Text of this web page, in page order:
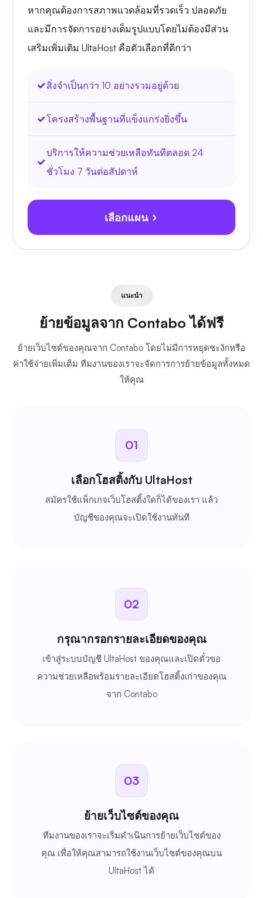
หากคุณต้องการสภาพแวดล้อมที่รวดเร็ว ปลอดภัย
และมีการจัดการอย่างเต็มรูปแบบโดยไม่ต้องมีส่วน
เสริมเพิ่มเติม UltaHost คือตัวเลือกที่ดีกว่า
สิ่งจำเป็นกว่า 10 อย่างรวมอยู่ด้วย
โครงสร้างพื้นฐานที่แข็งแกร่งยิ่งขึ้น
บริการให้ความช่วยเหลือทันทีตลอด 24
ชั่วโมง 7 วันต่อสัปดาห์
เลือกแผน
แนะนำ
ย้ายข้อมูลจาก Contabo ได้ฟรี
ย้ายเว็บไซต์ของคุณจาก Contabo โดยไม่มีการหยุดชะงักหรือ
ค่าใช้จ่ายเพิ่มเติม ทีมงานของเราจะจัดการการย้ายข้อมูลทั้งหมด
ให้คุณ
01
เลือกโฮสติ้งกับ UltaHost
สมัครใช้แพ็กเกจเว็บโฮสติ้งใดก็ได้ของเรา แล้ว
บัญชีของคุณจะเปิดใช้งานทันที
02
กรุณากรอกรายละเอียดของคุณ
เข้าสู่ระบบบัญชี UltaHost ของคุณและเปิดตั๋วขอ
ความช่วยเหลือพร้อมรายละเอียดโฮสติ้งเก่าของคุณ
จาก Contabo
03
ย้ายเว็บไซต์ของคุณ
ทีมงานของเราจะเริ่มดำเนินการย้ายเว็บไซต์ของ
คุณ เพื่อให้คุณสามารถใช้งานเว็บไซต์ของคุณบน
UltaHost ได้